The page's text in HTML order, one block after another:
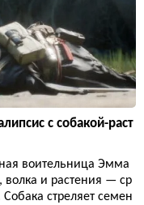
с собакой-раст
воительница Эмма
и растения — ср
стреляет семен